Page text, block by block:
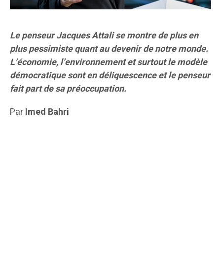
Le penseur Jacques Attali se montre de plus en
plus pessimiste quant au devenir de notre monde.
L’économie, l’environnement et surtout le modèle
démocratique sont en déliquescence et le penseur
fait part de sa préoccupation.
ParImed Bahri